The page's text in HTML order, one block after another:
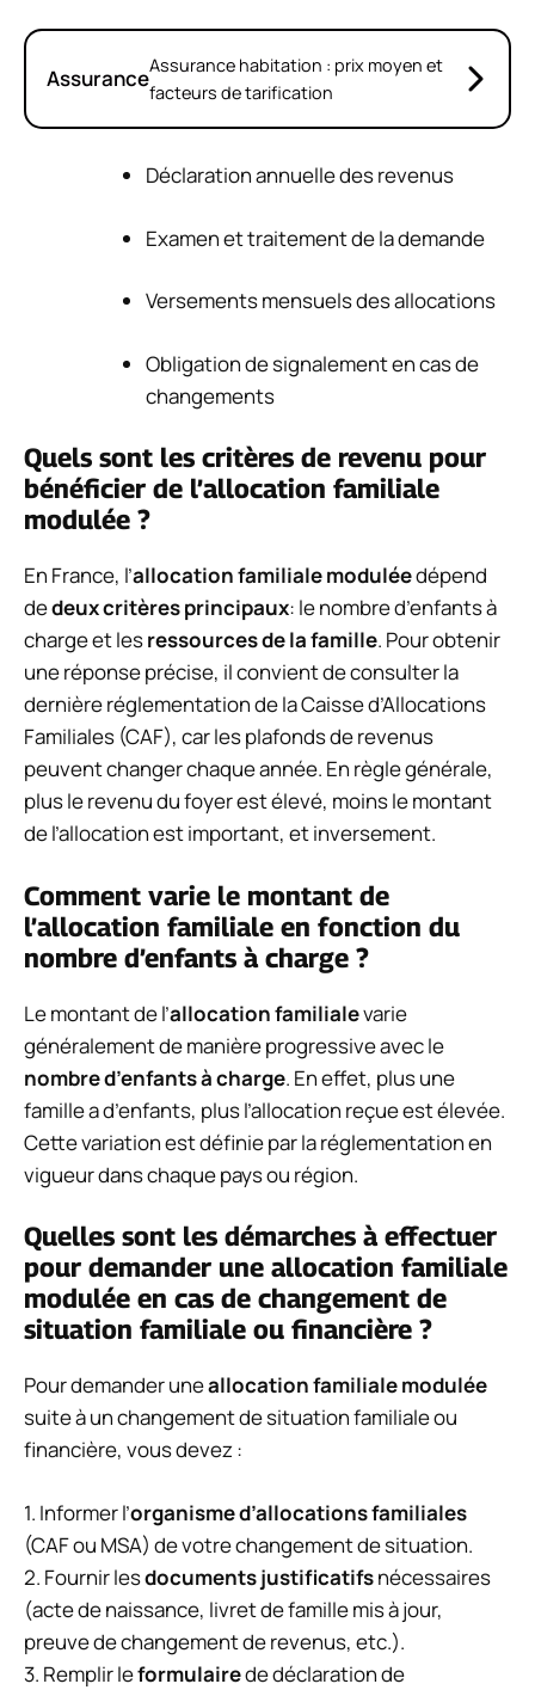
AssuranceAssurance habitation : prix moyen et
facteurs de tarification
Déclaration annuelle des revenus
Examen et traitement de la demande
Versements mensuels des allocations
Obligation de signalement en cas de
changements
Quels sont les critères de revenu pour
bénéficier de l’allocation familiale
modulée ?
En France, l’allocation familiale moduléedépend
dedeux critères principaux: le nombre d’enfants à
charge et lesressources de la famille. Pour obtenir
une réponse précise, il convient de consulter la
dernière réglementation de la Caisse d’Allocations
Familiales (CAF), car les plafonds de revenus
peuvent changer chaque année. En règle générale,
plus le revenu du foyer est élevé, moins le montant
de l’allocation est important, et inversement.
Comment varie le montant de
l’allocation familiale en fonction du
nombre d’enfants à charge ?
Le montant de l’allocation familialevarie
généralement de manière progressive avec le
nombre d’enfants à charge. En effet, plus une
famille a d’enfants, plus l’allocation reçue est élevée.
Cette variation est définie par la réglementation en
vigueur dans chaque pays ou région.
Quelles sont les démarches à effectuer
pour demander une allocation familiale
modulée en cas de changement de
situation familiale ou financière ?
Pour demander uneallocation familiale modulée
suite à un changement de situation familiale ou
financière, vous devez :
1. Informer l’organisme d’allocations familiales
(CAF ou MSA) de votre changement de situation.
2. Fournir lesdocuments justificatifsnécessaires
(acte de naissance, livret de famille mis à jour,
preuve de changement de revenus, etc.).
3. Remplir leformulairede déclaration de